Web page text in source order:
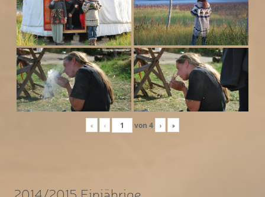
« ‹ von 4 › »